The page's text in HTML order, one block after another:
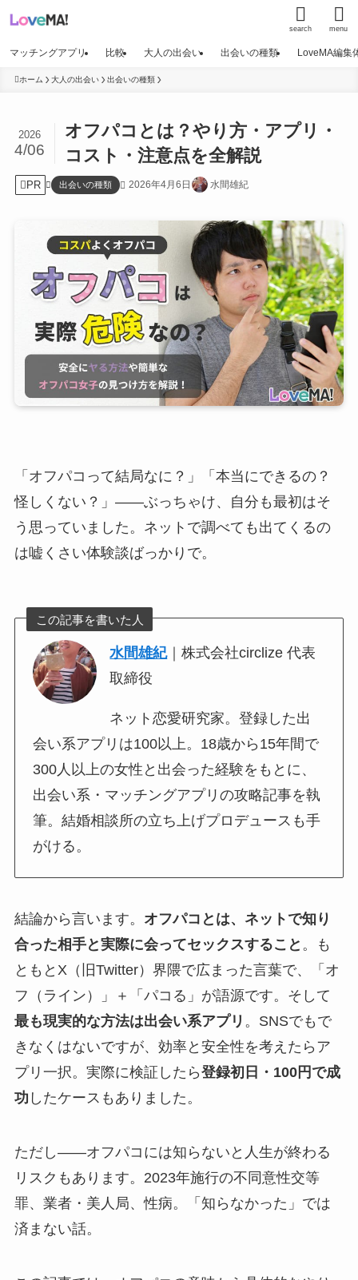
search menu
マッチングアプリ 比較 大人の出会い 出会いの種類 LoveMA編集
ホーム 大人の出会い 出会いの種類
オフパコとは？やり方・アプリ・
コスト・注意点を全解説
2026
4/06
PR 出会いの種類 2026年4月6日 水間雄紀
「オフパコって結局なに？」「本当にできるの？
怪しくない？」——ぶっちゃけ、自分も最初はそ
う思っていました。ネットで調べても出てくるの
は嘘くさい体験談ばっかりで。
この記事を書いた人
水間雄紀｜株式会社circlize 代表
取締役
ネット恋愛研究家。登録した出
会い系アプリは100以上。18歳から15年間で
300人以上の女性と出会った経験をもとに、
出会い系・マッチングアプリの攻略記事を執
筆。結婚相談所の立ち上げプロデュースも手
がける。
結論から言います。 オフパコとは、ネットで知り
合った相手と実際に会ってセックスすること 。も
ともとX（旧Twitter）界隈で広まった言葉で、「オ
フ（ライン）」＋「パコる」が語源です。そして
最も現実的な方法は出会い系アプリ 。SNSでもで
きなくはないですが、効率と安全性を考えたらア
プリ一択。実際に検証したら登録初日・100円で成
功 したケースもありました。
ただし——オフパコには知らないと人生が終わる
リスクもあります。2023年施行の不同意性交等
罪、業者・美人局、性病。「知らなかった」では
済まない話。